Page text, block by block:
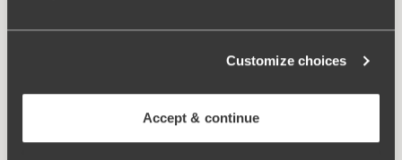
Customize choices
Accept & continue
Viewing image 1 of 3 Viewing image 1 of 2
trosa
Viewing image 1 of 3
4-pack Organic Cotton
miditrosa mörkblå